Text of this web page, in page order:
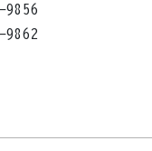
9856
9862